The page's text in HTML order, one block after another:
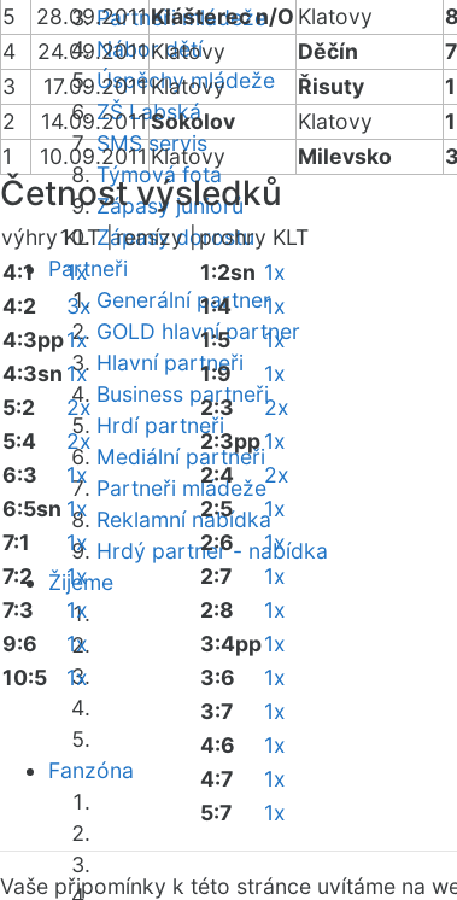
Partneři mládeže
Nábor dětí
Úspěchy mládeže
ZŠ Labská
SMS servis
Týmová fota
Zápasy juniorů
Zápasy dorostu
Partneři
Generální partner
GOLD hlavní partner
Hlavní partneři
Business partneři
Hrdí partneři
Mediální partneři
Partneři mládeže
Reklamní nabídka
Hrdý partner - nabídka
Žijeme
Fanzóna
5
28.09.2011Klášterec n/O Klatovy
4
24.09.2011Klatovy Děčín
3
17.09.2011Klatovy Řisuty
2
14.09.2011Sokolov Klatovy
1
10.09.2011 Klatovy Milevsko
Četnost výsledků
výhry KLT |remízy |prohry KLT
4:1
1x
4:2
3x
4:3pp1x
4:3sn 1x
5:2
2x
5:4
2x
6:3
1x
6:5sn 1x
7:1
1x
7:2
1x
7:3
1x
9:6
1x
10:5
1x
1:2sn 1x
1:4
1x
1:5
1x
1:9
1x
2:3
2x
2:3pp1x
2:4
2x
2:5
1x
2:6
1x
2:7
1x
2:8
1x
3:4pp1x
3:6
1x
3:7
1x
4:6
1x
4:7
1x
5:7
1x
Vaše připomínky k této stránce uvítáme na